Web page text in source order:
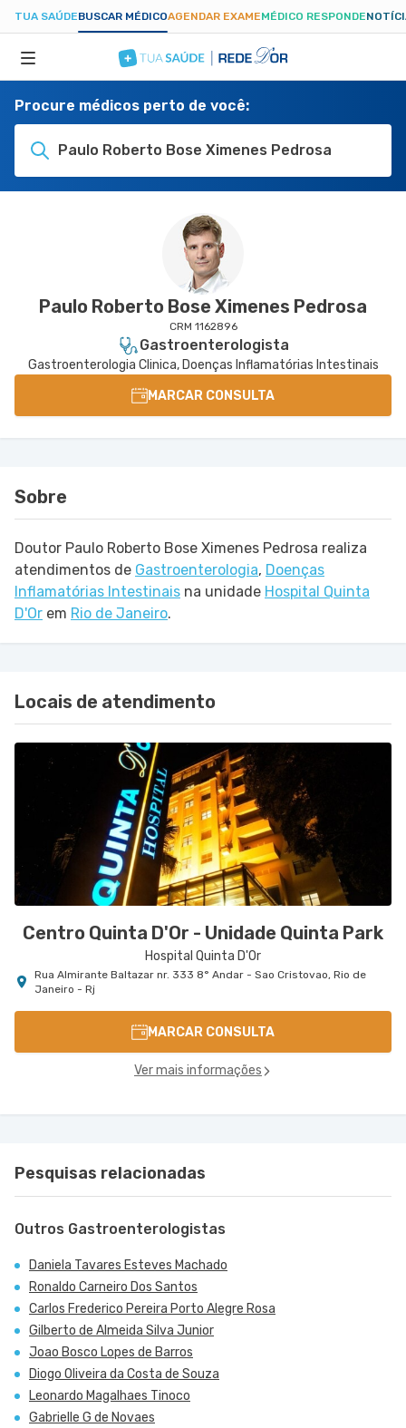
TUA SAÚDEBUSCAR MÉDICOAGENDAR EXAMEMÉDICO RESPONDE
ESPECIALIDADES
Procure médicos perto de você:
Paulo Roberto Bose Ximenes Pedrosa
Paulo Roberto Bose Ximenes Pedrosa
CRM 1162896
Gastroenterologista
Gastroenterologia Clinica, Doenças Inflamatórias Intestinais
MARCAR CONSULTA
Sobre
Doutor Paulo Roberto Bose Ximenes Pedrosa realiza
atendimentos de Gastroenterologia, Doenças
Inflamatórias Intestinais na unidade Hospital Quinta
D'Or em Rio de Janeiro.
Locais de atendimento
Centro Quinta D'Or - Unidade Quinta Park
Hospital Quinta D'Or
Rua Almirante Baltazar nr. 333 8° Andar - Sao Cristovao, Rio de
Janeiro - Rj
MARCAR CONSULTA
Ver mais informações
Pesquisas relacionadas
Outros Gastroenterologistas
Daniela Tavares Esteves Machado
Ronaldo Carneiro Dos Santos
Carlos Frederico Pereira Porto Alegre Rosa
Gilberto de Almeida Silva Junior
Joao Bosco Lopes de Barros
Diogo Oliveira da Costa de Souza
Leonardo Magalhaes Tinoco
Gabrielle G de Novaes